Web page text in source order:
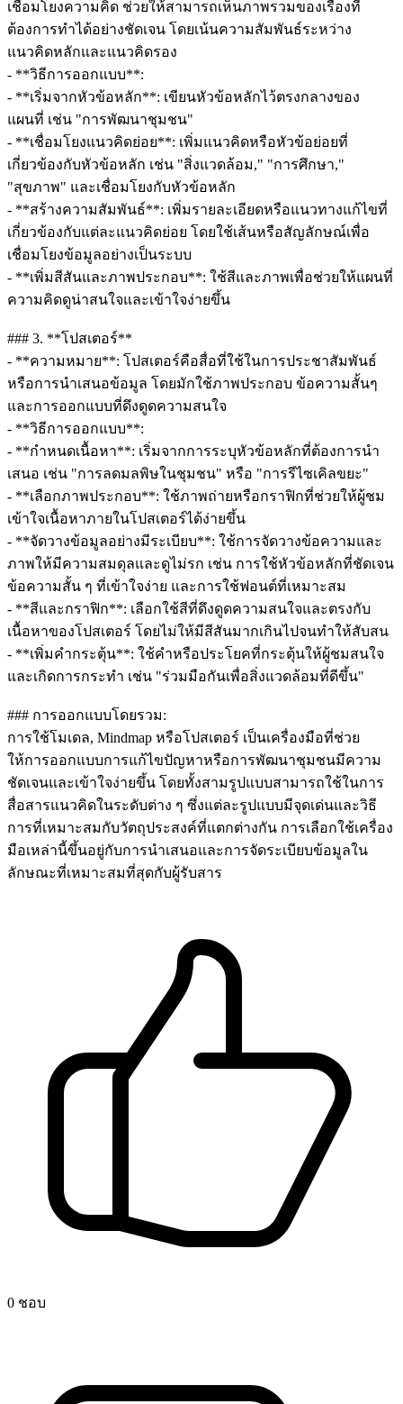
เชื่อมโยงความคิด ช่วยให้สามารถเห็นภาพรวมของเรื่องที่
ต้องการทำได้อย่างชัดเจน โดยเน้นความสัมพันธ์ระหว่าง
แนวคิดหลักและแนวคิดรอง
- **วิธีการออกแบบ**:
- **เริ่มจากหัวข้อหลัก**: เขียนหัวข้อหลักไว้ตรงกลางของ
แผนที่ เช่น "การพัฒนาชุมชน"
- **เชื่อมโยงแนวคิดย่อย**: เพิ่มแนวคิดหรือหัวข้อย่อยที่
เกี่ยวข้องกับหัวข้อหลัก เช่น "สิ่งแวดล้อม," "การศึกษา,"
"สุขภาพ" และเชื่อมโยงกับหัวข้อหลัก
- **สร้างความสัมพันธ์**: เพิ่มรายละเอียดหรือแนวทางแก้ไขที่
เกี่ยวข้องกับแต่ละแนวคิดย่อย โดยใช้เส้นหรือสัญลักษณ์เพื่อ
เชื่อมโยงข้อมูลอย่างเป็นระบบ
- **เพิ่มสีสันและภาพประกอบ**: ใช้สีและภาพเพื่อช่วยให้แผนที่
ความคิดดูน่าสนใจและเข้าใจง่ายขึ้น
### 3. **โปสเตอร์**
- **ความหมาย**: โปสเตอร์คือสื่อที่ใช้ในการประชาสัมพันธ์
หรือการนำเสนอข้อมูล โดยมักใช้ภาพประกอบ ข้อความสั้นๆ
และการออกแบบที่ดึงดูดความสนใจ
- **วิธีการออกแบบ**:
- **กำหนดเนื้อหา**: เริ่มจากการระบุหัวข้อหลักที่ต้องการนำ
เสนอ เช่น "การลดมลพิษในชุมชน" หรือ "การรีไซเคิลขยะ"
- **เลือกภาพประกอบ**: ใช้ภาพถ่ายหรือกราฟิกที่ช่วยให้ผู้ชม
เข้าใจเนื้อหาภายในโปสเตอร์ได้ง่ายขึ้น
- **จัดวางข้อมูลอย่างมีระเบียบ**: ใช้การจัดวางข้อความและ
ภาพให้มีความสมดุลและดูไม่รก เช่น การใช้หัวข้อหลักที่ชัดเจน
ข้อความสั้น ๆ ที่เข้าใจง่าย และการใช้ฟอนต์ที่เหมาะสม
- **สีและกราฟิก**: เลือกใช้สีที่ดึงดูดความสนใจและตรงกับ
เนื้อหาของโปสเตอร์ โดยไม่ให้มีสีสันมากเกินไปจนทำให้สับสน
- **เพิ่มคำกระตุ้น**: ใช้คำหรือประโยคที่กระตุ้นให้ผู้ชมสนใจ
และเกิดการกระทำ เช่น "ร่วมมือกันเพื่อสิ่งแวดล้อมที่ดีขึ้น"
### การออกแบบโดยรวม:
การใช้โมเดล, Mindmap หรือโปสเตอร์ เป็นเครื่องมือที่ช่วย
ให้การออกแบบการแก้ไขปัญหาหรือการพัฒนาชุมชนมีความ
ชัดเจนและเข้าใจง่ายขึ้น โดยทั้งสามรูปแบบสามารถใช้ในการ
สื่อสารแนวคิดในระดับต่าง ๆ ซึ่งแต่ละรูปแบบมีจุดเด่นและวิธี
การที่เหมาะสมกับวัตถุประสงค์ที่แตกต่างกัน การเลือกใช้เครื่อง
มือเหล่านี้ขึ้นอยู่กับการนำเสนอและการจัดระเบียบข้อมูลใน
ลักษณะที่เหมาะสมที่สุดกับผู้รับสาร
0 ชอบ